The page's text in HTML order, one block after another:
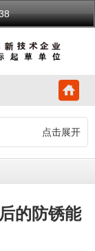
点击展开
的防锈能